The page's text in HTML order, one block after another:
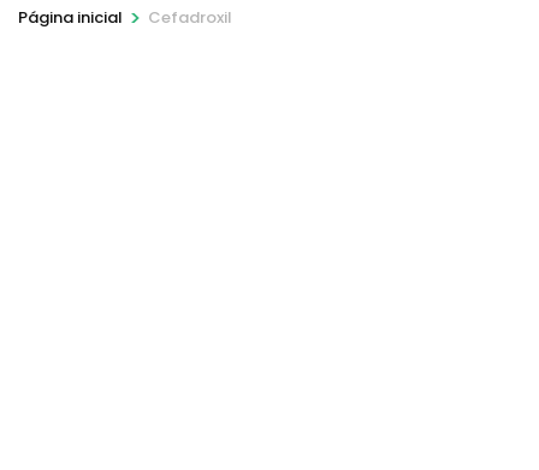
Página inicial > Cefadroxil